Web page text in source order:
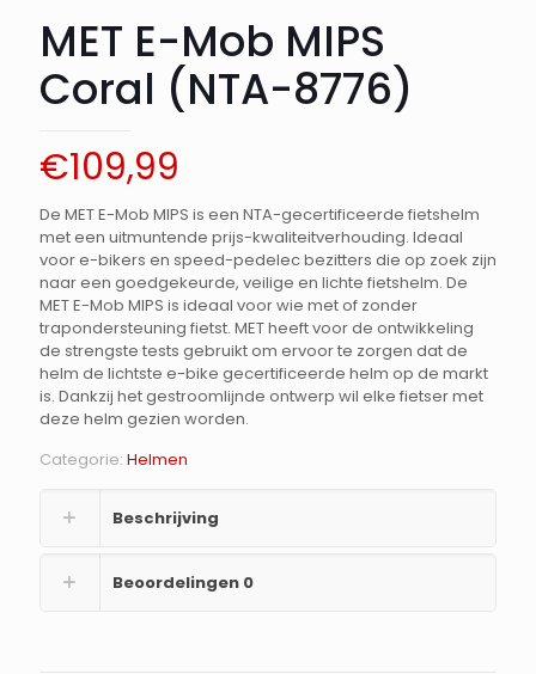
MET E-Mob MIPS
Coral (NTA-8776)
€109,99
De MET E-Mob MIPS is een NTA-gecertificeerde fietshelm
met een uitmuntende prijs-kwaliteitverhouding. Ideaal
voor e-bikers en speed-pedelec bezitters die op zoek zijn
naar een goedgekeurde, veilige en lichte fietshelm. De
MET E-Mob MIPS is ideaal voor wie met of zonder
trapondersteuning fietst. MET heeft voor de ontwikkeling
de strengste tests gebruikt om ervoor te zorgen dat de
helm de lichtste e-bike gecertificeerde helm op de markt
is. Dankzij het gestroomlijnde ontwerp wil elke fietser met
deze helm gezien worden.
Categorie: Helmen
Beschrijving
Beoordelingen 0